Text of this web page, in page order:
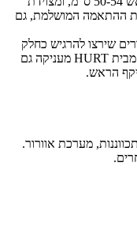
ההתאמה המושלמת, גם
שירצו להרגיש כחלק
מההרפתקה תוך שמירה על בטיחות. הקסדה מבית HURT מעניקה גם
הראש.
מערכת אוורור.